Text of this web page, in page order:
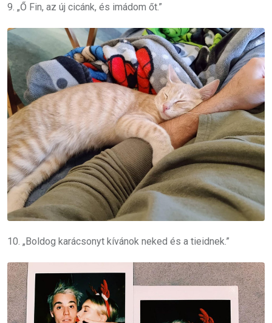
9. „Ő Fin, az új cicánk, és imádom őt.”
10. „Boldog karácsonyt kívánok neked és a tieidnek.”